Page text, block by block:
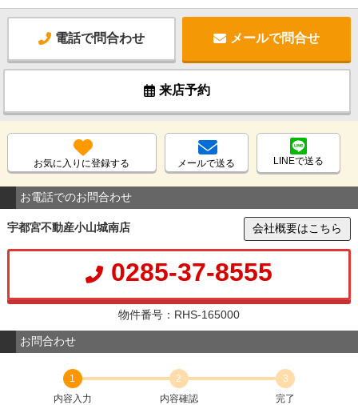
電話で問合わせ メールで問合せ
来店予約
お気に入りに登録する メールで送る LINEで送る
お電話でのお問合わせ
宇都宮不動産小山城南店 会社概要はこちら
0285-37-8555
物件番号：RHS-165000
お問合わせ
1
内容入力
2
内容確認
3
完了